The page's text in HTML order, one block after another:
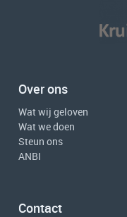
Over ons
Wat wij geloven
Wat we doen
Steun ons
ANBI
Contact